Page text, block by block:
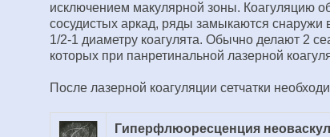
исключением макулярной зоны. Коагуляцию
сосудистых аркад, ряды замыкаются снаружи
1/2-1 диаметру коагулята. Обычно делают 2
которых при панретинальной лазерной
После лазерной коагуляции сетчатки
Гиперфлюоресценция